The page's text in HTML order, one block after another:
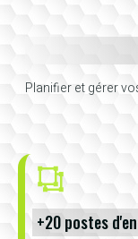
Planifier et gérer
+20 postes